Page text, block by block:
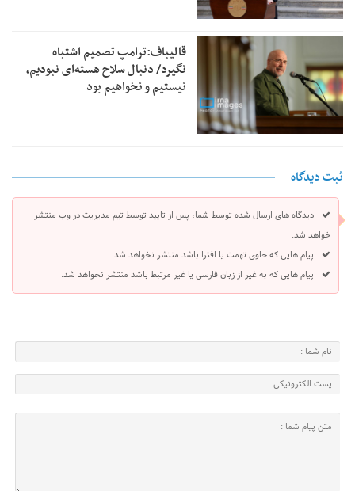
قالیباف:ترامپ تصمیم اشتباه
نگیرد/ دنبال سلاح هسته‌ای نبودیم،
نیستیم و نخواهیم بود
ثبت دیدگاه
دیدگاه های ارسال شده توسط شما، پس از تایید توسط تیم مدیریت در وب منتشر
خواهد شد.
پیام هایی که حاوی تهمت یا افترا باشد منتشر نخواهد شد.
پیام هایی که به غیر از زبان فارسی یا غیر مرتبط باشد منتشر نخواهد شد.